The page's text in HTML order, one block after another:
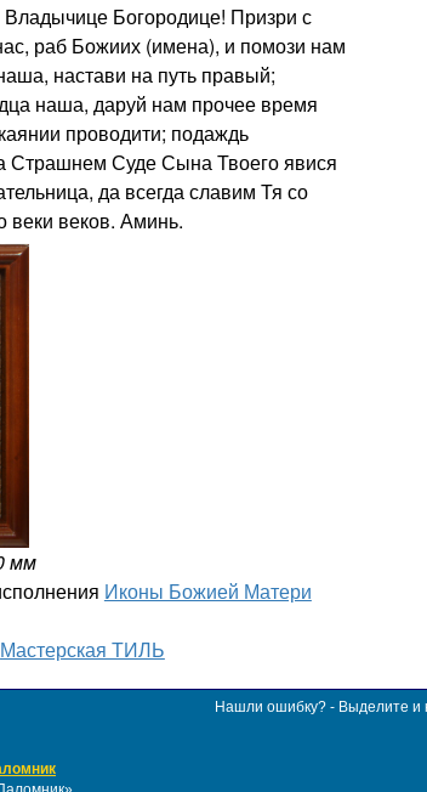
Богородице! Призри с
раб Божиих (имена), и помози нам
настави на путь правый;
наша, даруй нам прочее время
проводити; подаждь
Страшнем Суде Сына Твоего явися
да всегда славим Тя со
веки веков. Аминь.
мм
Иконы Божией Матери
Мастерская ТИЛЬ
Нашли ошибку? - Выделите и